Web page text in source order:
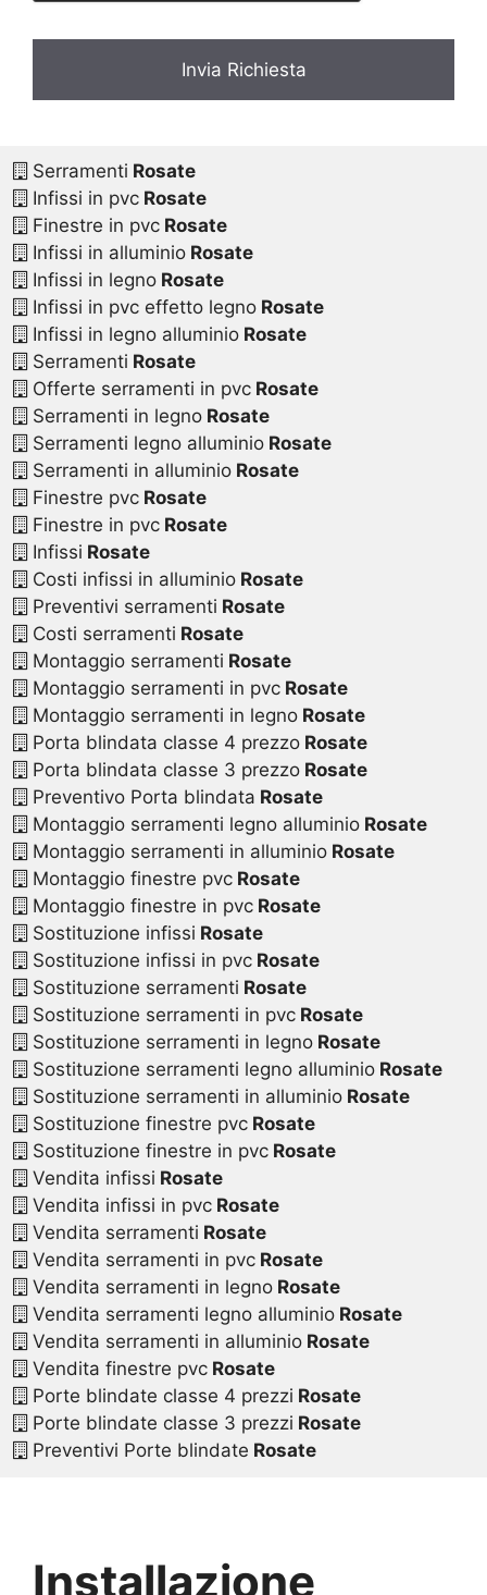
Serramenti Rosate
Infissi in pvcRosate
Finestre in pvcRosate
Infissi in alluminioRosate
Infissi in legnoRosate
Infissi in pvc effetto legnoRosate
Infissi in legno alluminioRosate
Serramenti Rosate
Offerte serramenti in pvcRosate
Serramenti in legnoRosate
Serramenti legno alluminioRosate
Serramenti in alluminioRosate
Finestre pvcRosate
Finestre in pvcRosate
Infissi Rosate
Costi infissi in alluminioRosate
Preventivi serramenti Rosate
Costi serramenti Rosate
Montaggio serramenti Rosate
Montaggio serramenti in pvcRosate
Montaggio serramenti in legnoRosate
Porta blindata classe 4 prezzoRosate
Porta blindata classe 3 prezzoRosate
Preventivo Porta blindata Rosate
Montaggio serramenti legno alluminioRosate
Montaggio serramenti in alluminioRosate
Montaggio finestre pvcRosate
Montaggio finestre in pvcRosate
Sostituzione infissi Rosate
Sostituzione infissi in pvcRosate
Sostituzione serramenti Rosate
Sostituzione serramenti in pvcRosate
Sostituzione serramenti in legnoRosate
Sostituzione serramenti legno alluminioRosate
Sostituzione serramenti in alluminioRosate
Sostituzione finestre pvcRosate
Sostituzione finestre in pvcRosate
Vendita infissi Rosate
Vendita infissi in pvcRosate
Vendita serramenti Rosate
Vendita serramenti in pvcRosate
Vendita serramenti in legnoRosate
Vendita serramenti legno alluminioRosate
Vendita serramenti in alluminioRosate
Vendita finestre pvcRosate
Porte blindate classe 4 prezzi Rosate
Porte blindate classe 3 prezzi Rosate
Preventivi Porte blindate Rosate
Installazione